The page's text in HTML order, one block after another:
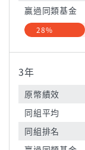
贏過同類基金
28%
3年
原幣績效
同組平均
同組排名